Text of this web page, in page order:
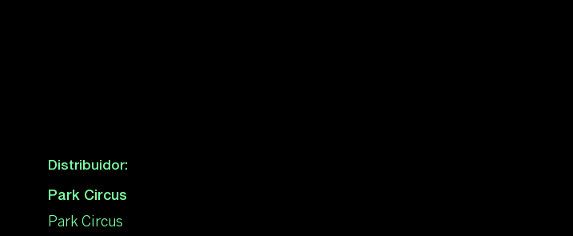
Distribuidor:
Park Circus
Park Circus